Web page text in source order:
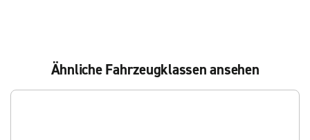
Ähnliche Fahrzeugklassen ansehen